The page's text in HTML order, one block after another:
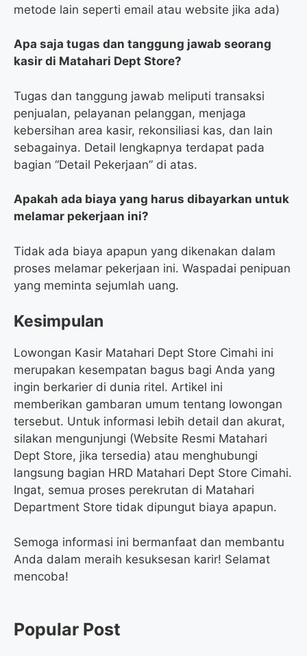
metode lain seperti email atau website jika ada)
Apa saja tugas dan tanggung jawab seorang
kasir di Matahari Dept Store?
Tugas dan tanggung jawab meliputi transaksi
penjualan, pelayanan pelanggan, menjaga
kebersihan area kasir, rekonsiliasi kas, dan lain
sebagainya. Detail lengkapnya terdapat pada
bagian “Detail Pekerjaan” di atas.
Apakah ada biaya yang harus dibayarkan untuk
melamar pekerjaan ini?
Tidak ada biaya apapun yang dikenakan dalam
proses melamar pekerjaan ini. Waspadai penipuan
yang meminta sejumlah uang.
Kesimpulan
Lowongan Kasir Matahari Dept Store Cimahi ini
merupakan kesempatan bagus bagi Anda yang
ingin berkarier di dunia ritel. Artikel ini
memberikan gambaran umum tentang lowongan
tersebut. Untuk informasi lebih detail dan akurat,
silakan mengunjungi (Website Resmi Matahari
Dept Store, jika tersedia) atau menghubungi
langsung bagian HRD Matahari Dept Store Cimahi.
Ingat, semua proses perekrutan di Matahari
Department Store tidak dipungut biaya apapun.
Semoga informasi ini bermanfaat dan membantu
Anda dalam meraih kesuksesan karir! Selamat
mencoba!
Popular Post